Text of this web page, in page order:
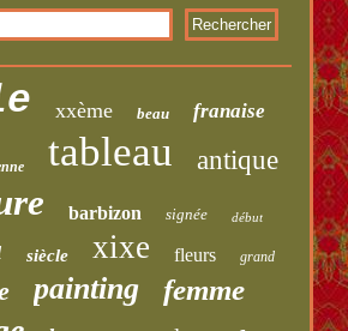
xxème beau franaise
tableau antique
barbizon signée début
siècle xixe fleurs grand
painting femme